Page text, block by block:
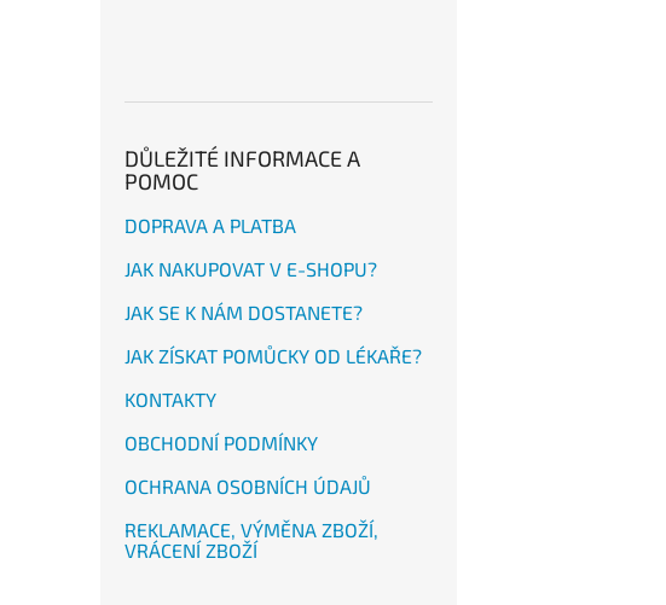
DŮLEŽITÉ INFORMACE A
POMOC
DOPRAVA A PLATBA
JAK NAKUPOVAT V E-SHOPU?
JAK SE K NÁM DOSTANETE?
JAK ZÍSKAT POMŮCKY OD LÉKAŘE?
KONTAKTY
OBCHODNÍ PODMÍNKY
OCHRANA OSOBNÍCH ÚDAJŮ
REKLAMACE, VÝMĚNA ZBOŽÍ,
VRÁCENÍ ZBOŽÍ